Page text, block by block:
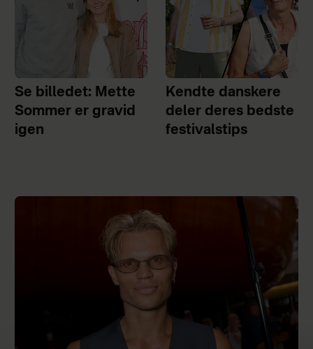
Se billedet: Mette
Sommer er gravid
igen
Kendte danskere
deler deres bedste
festivalstips